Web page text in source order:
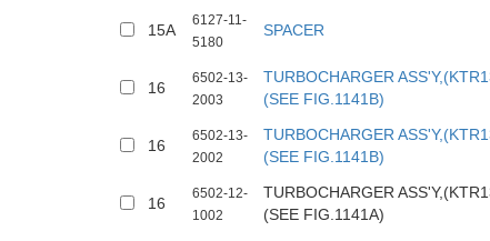
15A
6127-11-
5180
SPACER
16
6502-13-
2003
TURBOCHARGER
(SEE FIG.1141B)
16
6502-13-
2002
TURBOCHARGER
(SEE FIG.1141B)
16
6502-12-
1002
TURBOCHARGER
(SEE FIG.1141A)